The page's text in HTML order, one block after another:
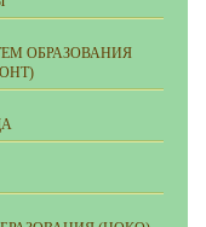
ОБРАЗОВАНИЯ